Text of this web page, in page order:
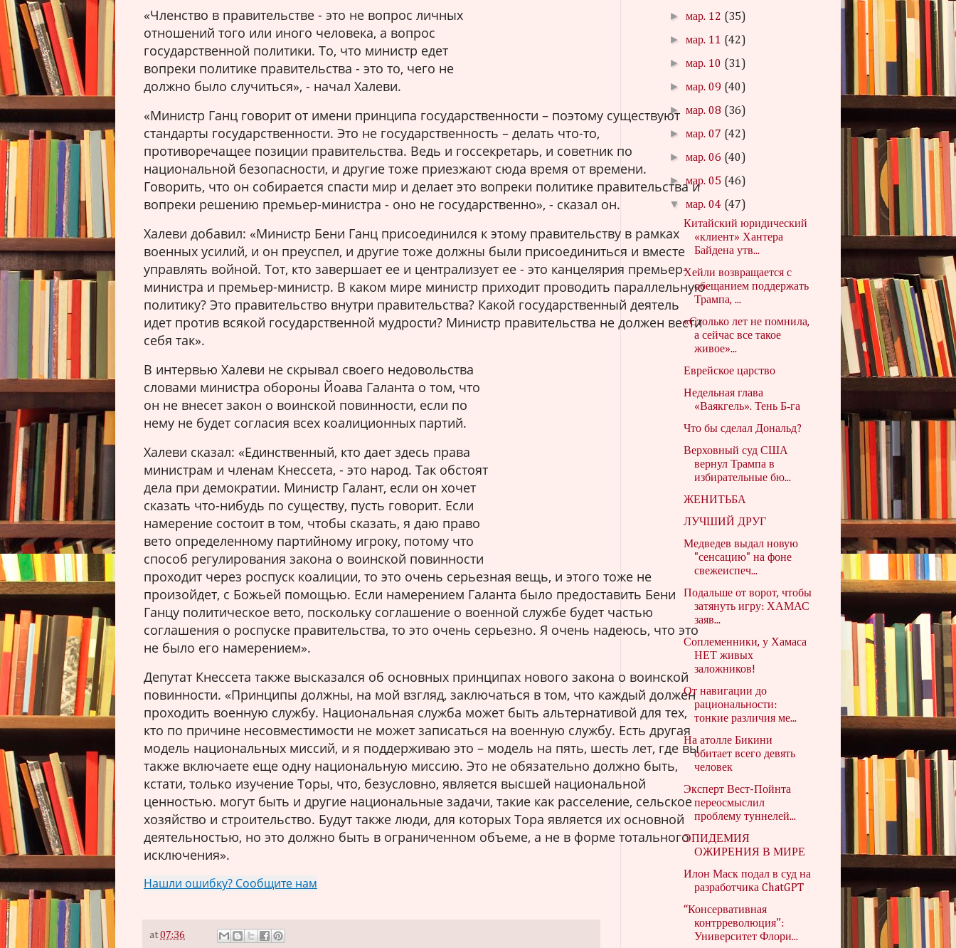
«Членство в правительстве - это не вопрос личных
отношений того или иного человека, а вопрос
государственной политики. То, что министр едет
вопреки политике правительства - это то, чего не
должно было случиться», - начал Халеви.
«Министр Ганц говорит от имени принципа государственности – поэтому существуют
стандарты государственности. Это не государственность – делать что-то,
противоречащее позиции правительства. Ведь и госсекретарь, и советник по
национальной безопасности, и другие тоже приезжают сюда время от времени.
Говорить, что он собирается спасти мир и делает это вопреки политике правительства и
вопреки решению премьер-министра - оно не государственно», - сказал он.
Халеви добавил: «Министр Бени Ганц присоединился к этому правительству в рамках
военных усилий, и он преуспел, и другие тоже должны были присоединиться и вместе
управлять войной. Тот, кто завершает ее и централизует ее - это канцелярия премьер-
министра и премьер-министр. В каком мире министр приходит проводить параллельную
политику? Это правительство внутри правительства? Какой государственный деятель
идет против всякой государственной мудрости? Министр правительства не должен вести
себя так».
В интервью Халеви не скрывал своего недовольства
словами министра обороны Йоава Галанта о том, что
он не внесет закон о воинской повинности, если по
нему не будет согласия всех коалиционных партий.
Халеви сказал: «Единственный, кто дает здесь права
министрам и членам Кнессета, - это народ. Так обстоят
дела при демократии. Министр Галант, если он хочет
сказать что-нибудь по существу, пусть говорит. Если
намерение состоит в том, чтобы сказать, я даю право
вето определенному партийному игроку, потому что
способ регулирования закона о воинской повинности
проходит через роспуск коалиции, то это очень серьезная вещь, и этого тоже не
произойдет, с Божьей помощью. Если намерением Галанта было предоставить Бени
Ганцу политическое вето, поскольку соглашение о военной службе будет частью
соглашения о роспуске правительства, то это очень серьезно. Я очень надеюсь, что это
не было его намерением».
Депутат Кнессета также высказался об основных принципах нового закона о воинской
повинности. «Принципы должны, на мой взгляд, заключаться в том, что каждый должен
проходить военную службу. Национальная служба может быть альтернативой для тех,
кто по причине несовместимости не может записаться на военную службу. Есть другая
модель национальных миссий, и я поддерживаю это – модель на пять, шесть лет, где вы
также включаете еще одну национальную миссию. Это не обязательно должно быть,
кстати, только изучение Торы, что, безусловно, является высшей национальной
ценностью. могут быть и другие национальные задачи, такие как расселение, сельское
хозяйство и строительство. Будут также люди, для которых Тора является их основной
деятельностью, но это должно быть в ограниченном объеме, а не в форме тотального
исключения».
Нашли ошибку? Сообщите нам
at07:36
►мар. 12 (35)
►мар. 11 (42)
►мар. 10 (31)
►мар. 09 (40)
►мар. 08 (36)
►мар. 07 (42)
►мар. 06 (40)
►мар. 05 (46)
▼мар. 04 (47)
Китайский юридический
«клиент» Хантера
Байдена утв...
Хейли возвращается с
обещанием поддержать
Трампа, ...
«Столько лет не помнила,
а сейчас все такое
живое»...
Еврейское царство
Недельная глава
«Ваякгель». Тень Б‑га
Что бы сделал Дональд?
Верховный суд США
вернул Трампа в
избирательные бю...
ЖЕНИТЬБА
ЛУЧШИЙ ДРУГ
Медведев выдал новую
"сенсацию" на фоне
свежеиспеч...
Подальше от ворот, чтобы
затянуть игру: ХАМАС
заяв...
Соплеменники, у Хамаса
НЕТ живых
заложников!
От навигации до
рациональности:
тонкие различия ме...
На атолле Бикини
обитает всего девять
человек
Эксперт Вест-Пойнта
переосмыслил
проблему туннелей...
ЭПИДЕМИЯ
ОЖИРЕНИЯ В МИРЕ
Илон Маск подал в суд на
разработчика ChatGPT
“Консервативная
контрреволюция”:
Университет Флори...